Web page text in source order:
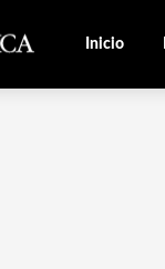
Inicio